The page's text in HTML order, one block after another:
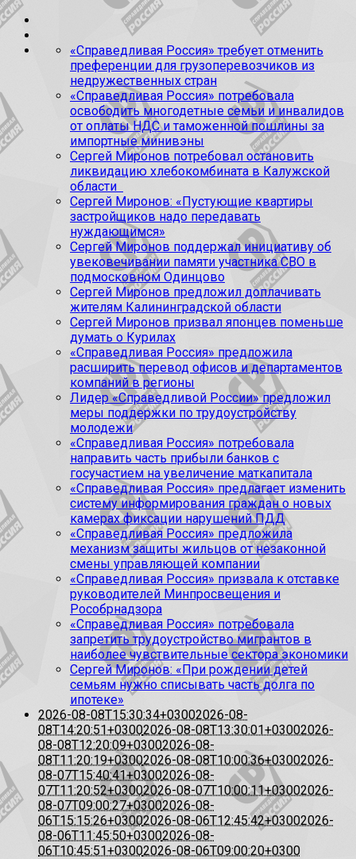
«Справедливая Россия» требует отменить
преференции для грузоперевозчиков из
недружественных стран
«Справедливая Россия» потребовала
освободить многодетные семьи и инвалидов
от оплаты НДС и таможенной пошлины за
импортные минивэны
Сергей Миронов потребовал остановить
ликвидацию хлебокомбината в Калужской
области
Сергей Миронов: «Пустующие квартиры
застройщиков надо передавать
нуждающимся»
Сергей Миронов поддержал инициативу об
увековечивании памяти участника СВО в
подмосковном Одинцово
Сергей Миронов предложил доплачивать
жителям Калининградской области
Сергей Миронов призвал японцев поменьше
думать о Курилах
«Справедливая Россия» предложила
расширить перевод офисов и департаментов
компаний в регионы
Лидер «Справедливой России» предложил
меры поддержки по трудоустройству
молодежи
«Справедливая Россия» потребовала
направить часть прибыли банков с
госучастием на увеличение маткапитала
«Справедливая Россия» предлагает изменить
систему информирования граждан о новых
камерах фиксации нарушений ПДД
«Справедливая Россия» предложила
механизм защиты жильцов от незаконной
смены управляющей компании
«Справедливая Россия» призвала к отставке
руководителей Минпросвещения и
Рособрнадзора
«Справедливая Россия» потребовала
запретить трудоустройство мигрантов в
наиболее чувствительные сектора экономики
Сергей Миронов: «При рождении детей
семьям нужно списывать часть долга по
ипотеке»
2026-08-08T15:30:34+03002026-08-
08T14:20:51+03002026-08-08T13:30:01+03002026-
08-08T12:20:09+03002026-08-
08T11:20:19+03002026-08-08T10:00:36+03002026-
08-07T15:40:41+03002026-08-
07T11:20:52+03002026-08-07T10:00:11+03002026-
08-07T09:00:27+03002026-08-
06T15:15:26+03002026-08-06T12:45:42+03002026-
08-06T11:45:50+03002026-08-
06T10:45:51+03002026-08-06T09:00:20+0300